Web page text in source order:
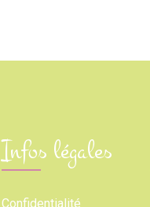
Infos légales
Confidentialité